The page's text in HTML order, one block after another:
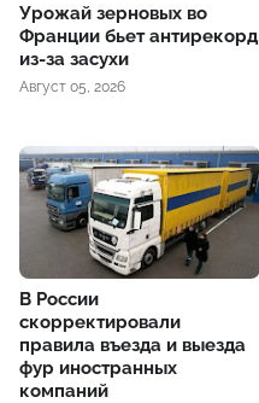
Урожай зерновых во
Франции бьет антирекорд
из-за засухи
Август 05, 2026
В России
скорректировали
правила въезда и выезда
фур иностранных
компаний